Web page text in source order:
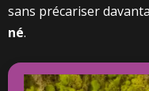
sans précariser
né.